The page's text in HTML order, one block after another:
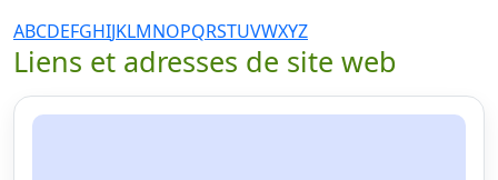
ABCDEFGHIJKLMNOPQRSTUVWXYZ
Liens et adresses de site web